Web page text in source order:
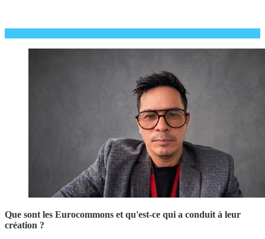
Que sont les Eurocommons et qu'est-ce qui a conduit à leur
création ?